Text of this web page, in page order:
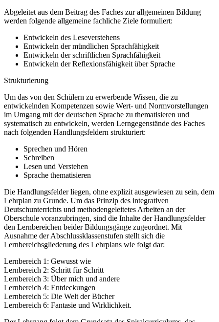
Abgeleitet aus dem Beitrag des Faches zur allgemeinen Bildung
werden folgende allgemeine fachliche Ziele formuliert:
Entwickeln des Leseverstehens
Entwickeln der mündlichen Sprachfähigkeit
Entwickeln der schriftlichen Sprachfähigkeit
Entwickeln der Reflexionsfähigkeit über Sprache
Strukturierung
Um das von den Schülern zu erwerbende Wissen, die zu
entwickelnden Kompetenzen sowie Wert- und Normvorstellungen
im Umgang mit der deutschen Sprache zu thematisieren und
systematisch zu entwickeln, werden Lerngegenstände des Faches
nach folgenden Handlungsfeldern strukturiert:
Sprechen und Hören
Schreiben
Lesen und Verstehen
Sprache thematisieren
Die Handlungsfelder liegen, ohne explizit ausgewiesen zu sein, dem
Lehrplan zu Grunde. Um das Prinzip des integrativen
Deutschunterrichts und methodengeleitetes Arbeiten an der
Oberschule voranzubringen, sind die Inhalte der Handlungsfelder
den Lernbereichen beider Bildungsgänge zugeordnet. Mit
Ausnahme der Abschlussklassenstufen stellt sich die
Lernbereichsgliederung des Lehrplans wie folgt dar:
Lernbereich 1: Gewusst wie
Lernbereich 2: Schritt für Schritt
Lernbereich 3: Über mich und andere
Lernbereich 4: Entdeckungen
Lernbereich 5: Die Welt der Bücher
Lernbereich 6: Fantasie und Wirklichkeit.